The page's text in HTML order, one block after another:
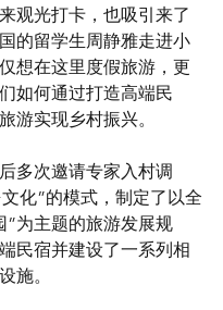
观光打卡，也吸引来了
的留学生周静雅走进小
想在这里度假旅游，更
如何通过打造高端民
游实现乡村振兴。
多次邀请专家入村调
化”的模式，制定了以全
”为主题的旅游发展规
民宿并建设了一系列相
施。